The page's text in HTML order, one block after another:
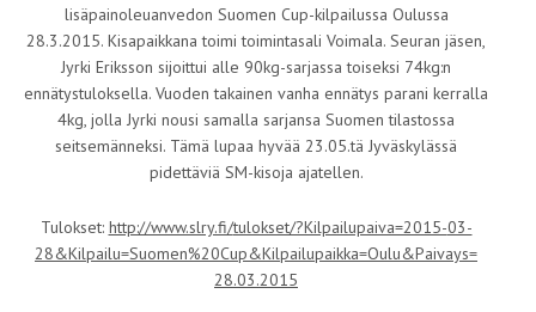
lisäpainoleuanvedon Suomen Cup-kilpailussa Oulussa
28.3.2015. Kisapaikkana toimi toimintasali Voimala. Seuran jäsen,
Jyrki Eriksson sijoittui alle 90kg-sarjassa toiseksi 74kg:n
ennätystuloksella. Vuoden takainen vanha ennätys parani kerralla
4kg, jolla Jyrki nousi samalla sarjansa Suomen tilastossa
seitsemänneksi. Tämä lupaa hyvää 23.05.tä Jyväskylässä
pidettäviä SM-kisoja ajatellen.
Tulokset: http://www.slry.fi/tulokset/?Kilpailupaiva=2015-03-
28&Kilpailu=Suomen%20Cup&Kilpailupaikka=Oulu&Paivays=
28.03.2015